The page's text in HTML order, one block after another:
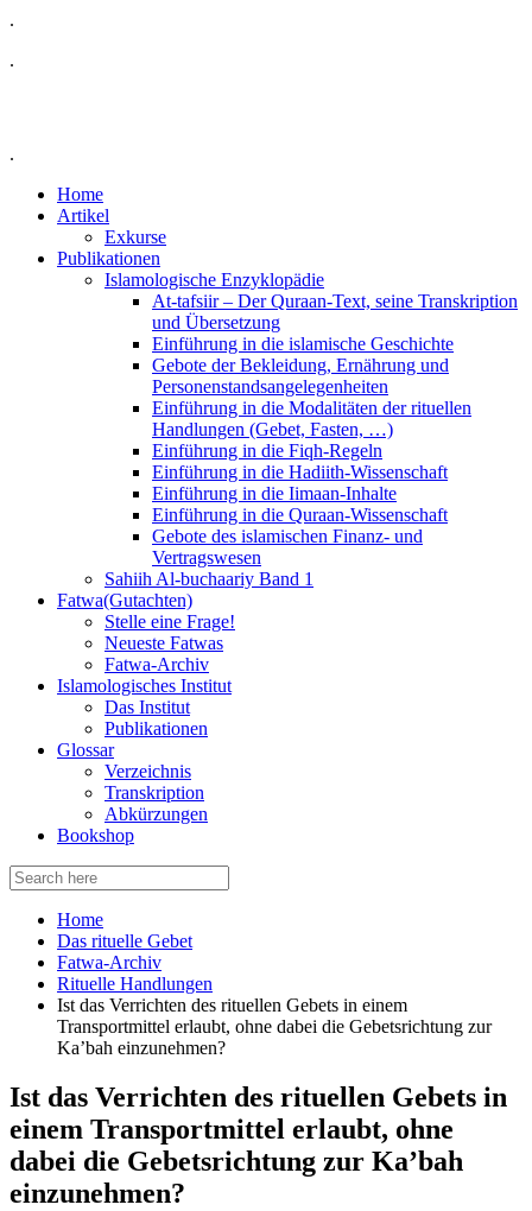
.
.
.
Home
Artikel
Exkurse
Publikationen
Islamologische Enzyklopädie
At-tafsiir – Der Quraan-Text, seine Transkription
und Übersetzung
Einführung in die islamische Geschichte
Gebote der Bekleidung, Ernährung und
Personenstandsangelegenheiten
Einführung in die Modalitäten der rituellen
Handlungen (Gebet, Fasten, …)
Einführung in die Fiqh-Regeln
Einführung in die Hadiith-Wissenschaft
Einführung in die Iimaan-Inhalte
Einführung in die Quraan-Wissenschaft
Gebote des islamischen Finanz- und
Vertragswesen
Sahiih Al-buchaariy Band 1
Fatwa(Gutachten)
Stelle eine Frage!
Neueste Fatwas
Fatwa-Archiv
Islamologisches Institut
Das Institut
Publikationen
Glossar
Verzeichnis
Transkription
Abkürzungen
Bookshop
Search
for:
Home
Das rituelle Gebet
Fatwa-Archiv
Rituelle Handlungen
Ist das Verrichten des rituellen Gebets in einem
Transportmittel erlaubt, ohne dabei die Gebetsrichtung zur
Ka’bah einzunehmen?
Ist das Verrichten des rituellen Gebets in
einem Transportmittel erlaubt, ohne
dabei die Gebetsrichtung zur Ka’bah
einzunehmen?